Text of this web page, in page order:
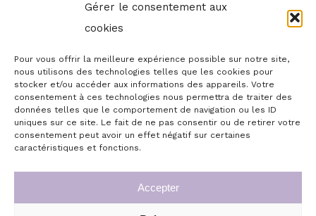
Gérer le consentement aux
cookies
Pour vous offrir la meilleure expérience possible sur notre site,
nous utilisons des technologies telles que les cookies pour
stocker et/ou accéder aux informations des appareils. Votre
consentement à ces technologies nous permettra de traiter des
données telles que le comportement de navigation ou les ID
uniques sur ce site. Le fait de ne pas consentir ou de retirer votre
consentement peut avoir un effet négatif sur certaines
caractéristiques et fonctions.
Accepter
dimanche soir, mardi
soir et mercredi soir
Réserver, commander,
contacter...
Accueil
Commande de chèques cadeaux repas
Boutique en ligne
Infos légales